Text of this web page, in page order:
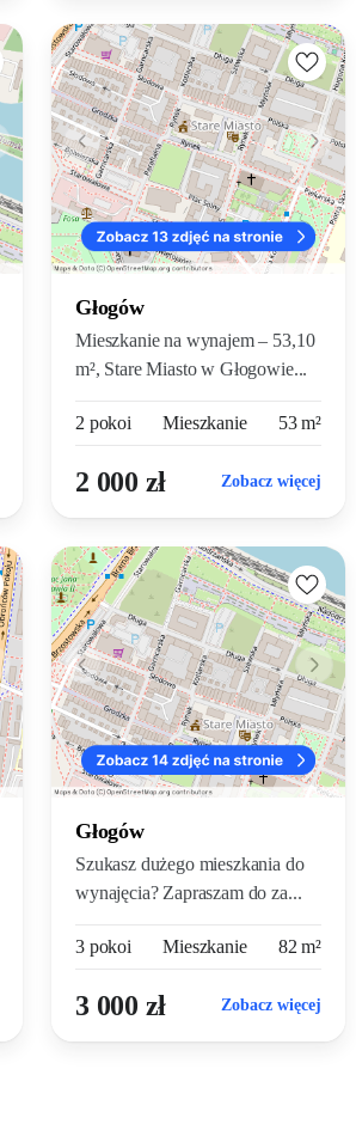
Głogów
Mieszkanie na wynajem – 53,10
m², Stare Miasto w Głogowie...
2 pokoi Mieszkanie 53 m²
2 000 zł Zobacz więcej
Głogów
Szukasz dużego mieszkania do
wynajęcia? Zapraszam do za...
3 pokoi Mieszkanie 82 m²
3 000 zł Zobacz więcej